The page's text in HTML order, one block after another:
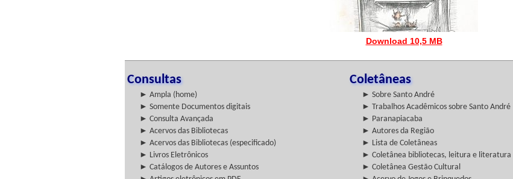
Download 10,5 MB
Consultas Coletâneas
► Ampla (home) ► Sobre Santo André
► Somente Documentos digitais
► Trabalhos Acadêmicos sobre Santo André
► Consulta Avançada
► Paranapiacaba
► Acervos das Bibliotecas
► Autores da Região
► Acervos das Bibliotecas (especificado)
► Lista de Coletâneas
► Livros Eletrônicos
► Coletânea bibliotecas, leitura e literatura
► Catálogos de Autores e Assuntos
► Coletânea Gestão Cultural